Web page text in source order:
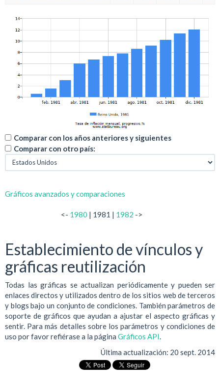
Comparar con los años anteriores y siguientes
Comparar con otro país:
Gráficos avanzados y comparaciones
<- 1980 | 1981 | 1982 ->
Establecimiento de vínculos y
gráficas reutilización
Todas las gráficas se actualizan periódicamente y pueden ser
enlaces directos y utilizados dentro de los sitios web de terceros
y blogs bajo un conjunto de condiciones. También parámetros de
soporte de gráficos que ayudan a ajustar el aspecto gráficas y
sentir. Para más detalles sobre los parámetros y condiciones de
uso por favor refiérase a la página Gráficos API.
Última actualización: 20 sept. 2014